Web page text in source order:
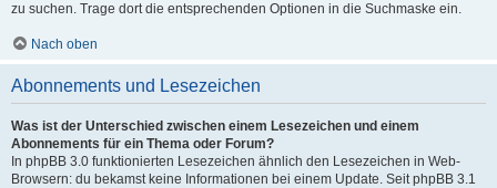
zu suchen. Trage dort die entsprechenden Optionen in die Suchmaske ein.
Nach oben
Abonnements und Lesezeichen
Was ist der Unterschied zwischen einem Lesezeichen und einem
Abonnements für ein Thema oder Forum?
In phpBB 3.0 funktionierten Lesezeichen ähnlich den Lesezeichen in Web-
Browsern: du bekamst keine Informationen bei einem Update. Seit phpBB 3.1